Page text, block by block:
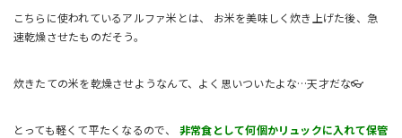
こちらに使われているアルファ米とは、 お米を美味しく炊き上げた後、急
速乾燥させたものだそう。
炊きたての米を乾燥させようなんて、よく思いついたよな…天才だな👓️
とっても軽くて平たくなるので、
非常食として何個かリュックに入れて保管